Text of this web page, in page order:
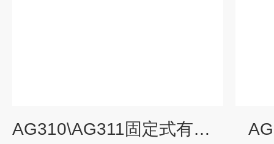
AG310\AG311固定式有毒气体检测仪报警器探测器